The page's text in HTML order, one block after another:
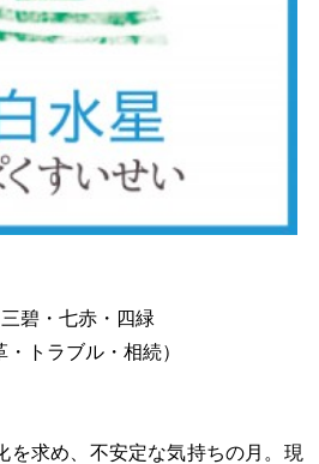
三碧・七赤・四緑
・トラブル・相続）
を求め、不安定な気持ちの月。現